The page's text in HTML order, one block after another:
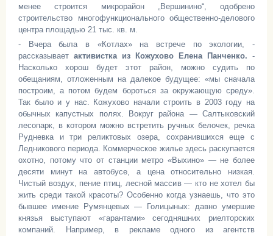
менее строится микрорайон „Вершинино“, одобрено
строительство многофункционального общественно-делового
центра площадью 21 тыс. кв. м.
- Вчера была в «Котлах» на встрече по экологии, -
рассказывает активистка из Кожухово Елена Панченко. -
Насколько хорош будет этот район, можно судить по
обещаниям, отложенным на далекое будущее: «мы сначала
построим, а потом будем бороться за окружающую среду».
Так было и у нас. Кожухово начали строить в 2003 году на
обычных капустных полях. Вокруг района — Салтыковский
лесопарк, в котором можно встретить ручных белочек, речка
Рудневка и три реликтовых озера, сохранившихся еще с
Ледникового периода. Коммерческое жилье здесь раскупается
охотно, потому что от станции метро «Выхино» — не более
десяти минут на автобусе, а цена относительно низкая.
Чистый воздух, пение птиц, лесной массив — кто не хотел бы
жить среди такой красоты? Особенно когда узнаешь, что это
бывшее имение Румянцевых — Голицыных: давно умершие
князья выступают «гарантами» сегодняшних риелторских
компаний. Например, в рекламе одного из агентств